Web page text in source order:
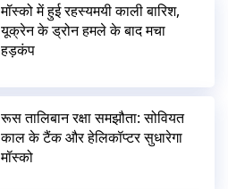
मॉस्को में हुई रहस्यमयी काली बारिश,
यूक्रेन के ड्रोन हमले के बाद मचा
हड़कंप
रूस तालिबान रक्षा समझौता: सोवियत
काल के टैंक और हेलिकॉप्टर सुधारेगा
मॉस्को